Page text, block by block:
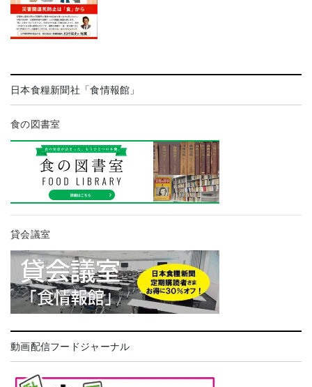
日本食糧新聞社「食情報館」
食の図書室
貸会議室
動画配信フードジャーナル